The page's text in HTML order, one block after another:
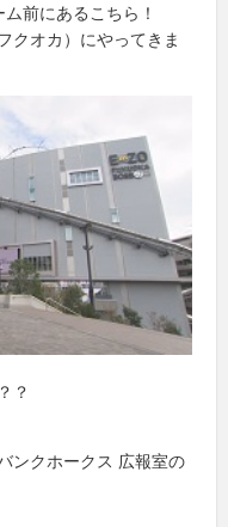
にあるこちら！
カ）にやってきま
？
ンクホークス 広報室の